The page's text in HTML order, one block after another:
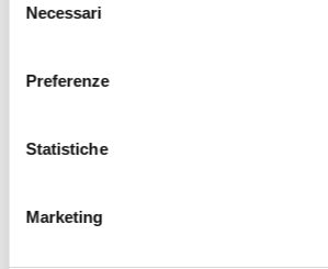
delNecessari
Preferenze
Statistiche
Marketing
Tutorial